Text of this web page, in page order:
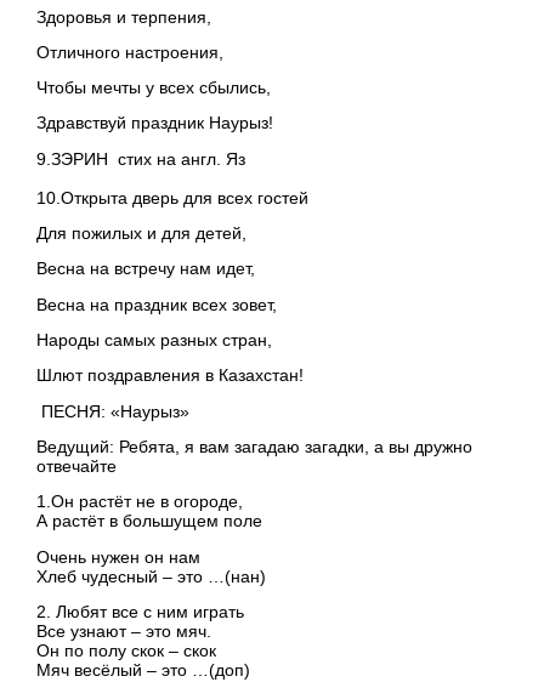
Здоровья и терпения,
Отличного настроения,
Чтобы мечты у всех сбылись,
Здравствуй праздник Наурыз!
9.ЗЭРИН стих на англ. Яз
10.Открыта дверь для всех гостей
Для пожилых и для детей,
Весна на встречу нам идет,
Весна на праздник всех зовет,
Народы самых разных стран,
Шлют поздравления в Казахстан!
ПЕСНЯ: «Наурыз»
Ведущий: Ребята, я вам загадаю загадки, а вы дружно
отвечайте
1.Он растёт не в огороде,
А растёт в большущем поле
Очень нужен он нам
Хлеб чудесный – это …(нан)
2. Любят все с ним играть
Все узнают – это мяч.
Он по полу скок – скок
Мяч весёлый – это …(доп)